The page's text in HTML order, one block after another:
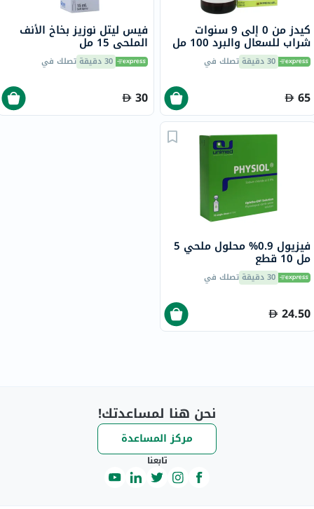
كيدز من 0 إلى 9 سنوات
شراب للسعال والبرد 100 مل
30 دقيقة تصلك في
65
فيس ليتل نوزيز بخاخ الأنف
الملحي 15 مل
30 دقيقة تصلك في
30
فيزيول 0.9% محلول ملحي 5
مل 10 قطع
30 دقيقة تصلك في
24.50
نحن هنا لمساعدتك!
مركز المساعدة
تابعنا